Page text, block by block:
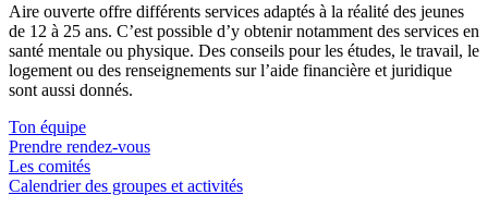
Aire ouverte offre différents services adaptés à la réalité des jeunes
de 12 à 25 ans. C’est possible d’y obtenir notamment des services en
santé mentale ou physique. Des conseils pour les études, le travail, le
logement ou des renseignements sur l’aide financière et juridique
sont aussi donnés.
Ton équipe
Prendre rendez-vous
Les comités
Calendrier des groupes et activités